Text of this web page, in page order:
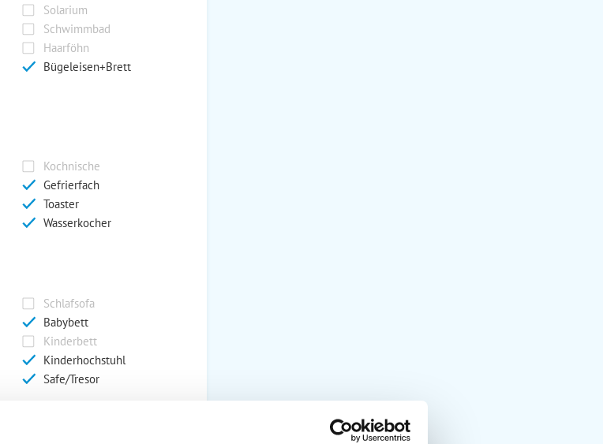
Solarium
Schwimmbad
Haarföhn
Bügeleisen+Brett
Kochnische
Gefrierfach
Toaster
Wasserkocher
Schlafsofa
Babybett
Kinderbett
Kinderhochstuhl
Safe/Tresor